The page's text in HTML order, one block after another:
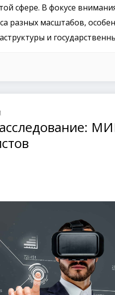
сфере. В фокусе
разных масштабов,
и